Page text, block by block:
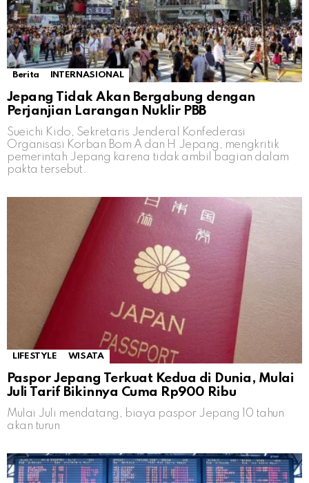
Berita INTERNASIONAL
Jepang Tidak Akan Bergabung dengan
Perjanjian Larangan Nuklir PBB
Sueichi Kido, Sekretaris Jenderal Konfederasi
Organisasi Korban Bom A dan H Jepang, mengkritik
pemerintah Jepang karena tidak ambil bagian dalam
pakta tersebut.
LIFESTYLE WISATA
Paspor Jepang Terkuat Kedua di Dunia, Mulai
Juli Tarif Bikinnya Cuma Rp900 Ribu
Mulai Juli mendatang, biaya paspor Jepang 10 tahun
akan turun